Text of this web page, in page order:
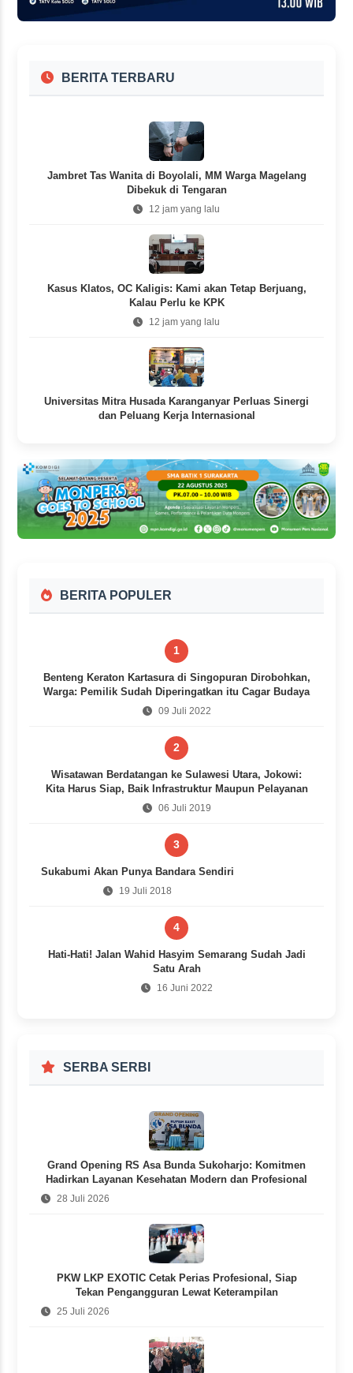
BERITA TERBARU
Jambret Tas Wanita di Boyolali, MM Warga Magelang
Dibekuk di Tengaran
12 jam yang lalu
Kasus Klatos, OC Kaligis: Kami akan Tetap Berjuang,
Kalau Perlu ke KPK
12 jam yang lalu
Universitas Mitra Husada Karanganyar Perluas Sinergi
dan Peluang Kerja Internasional
BERITA POPULER
1
Benteng Keraton Kartasura di Singopuran Dirobohkan,
Warga: Pemilik Sudah Diperingatkan itu Cagar Budaya
09 Juli 2022
2
Wisatawan Berdatangan ke Sulawesi Utara, Jokowi:
Kita Harus Siap, Baik Infrastruktur Maupun Pelayanan
06 Juli 2019
3
Sukabumi Akan Punya Bandara Sendiri
19 Juli 2018
4
Hati-Hati! Jalan Wahid Hasyim Semarang Sudah Jadi
Satu Arah
16 Juni 2022
SERBA SERBI
Grand Opening RS Asa Bunda Sukoharjo: Komitmen
Hadirkan Layanan Kesehatan Modern dan Profesional
28 Juli 2026
PKW LKP EXOTIC Cetak Perias Profesional, Siap
Tekan Pengangguran Lewat Keterampilan
25 Juli 2026